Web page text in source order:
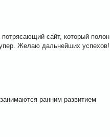
сайт, который полон
Желаю дальнейших успехов!
ранним развитием